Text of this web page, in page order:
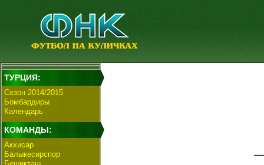
ТУРЦИЯ:
Сезон 2014/2015
Бомбардиры
Календарь
КОМАНДЫ:
Акхисар
Балыкесирспор